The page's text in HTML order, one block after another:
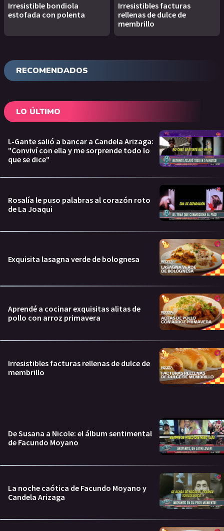
Irresistible bondiola
estofada con polenta
Irresistibles facturas
rellenas de dulce de
membrillo
RECOMENDADOS
LO ÚLTIMO
L-Gante salió a bancar a Candela Arizaga:
"Conviví con ella y me sorprende todo lo
que se dice"
Rosalía le puso palabras al corazón roto
de La Joaqui
Exquisita lasagna verde de bolognesa
Aprendé a cocinar exquisitas alitas de
pollo con arroz primavera
Irresistibles facturas rellenas de dulce de
membrillo
De Susana a Nicole: el álbum sentimental
de Facundo Moyano
La noche caótica de Facundo Moyano y
Candela Arizaga